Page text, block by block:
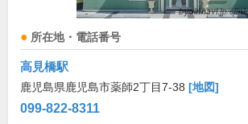
所在地・電話番号
高見橋駅
鹿児島県鹿児島市薬師2丁目7-38 [地図]
099-822-8311